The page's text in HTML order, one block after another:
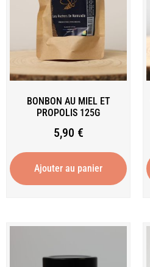
BONBON AU MIEL ET
PROPOLIS 125G
5,90 €
Ajouter au panier